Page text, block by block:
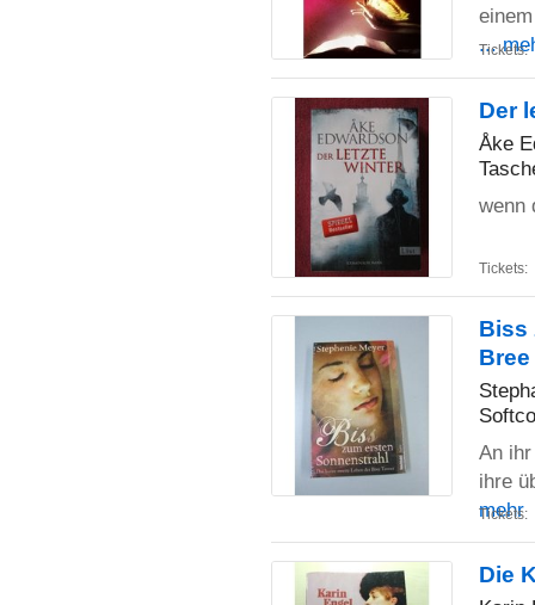
...
Tickets:
Der
Åke
wenn
Tickets:
Biss
An
ihre
mehr
Tickets:
Die